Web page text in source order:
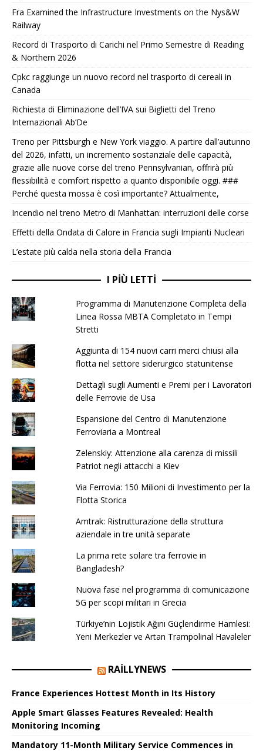
Fra Examined the Infrastructure Investments on the Nys&W
Railway
Record di Trasporto di Carichi nel Primo Semestre di Reading
& Northern 2026
Cpkc raggiunge un nuovo record nel trasporto di cereali in
Canada
Richiesta di Eliminazione dell’IVA sui Biglietti del Treno
Internazionali Ab’De
Treno per Pittsburgh e New York viaggio. A partire dall’autunno
del 2026, infatti, un incremento sostanziale delle capacità,
grazie alle nuove corse del treno Pennsylvanian, offrirà più
flessibilità e comfort rispetto a quanto disponibile oggi. ###
Perché questa mossa è così importante? Attualmente,
Incendio nel treno Metro di Manhattan: interruzioni delle corse
Effetti della Ondata di Calore in Francia sugli Impianti Nucleari
L’estate più calda nella storia della Francia
I PIÙ LETTI
Programma di Manutenzione Completa della
Linea Rossa MBTA Completato in Tempi
Stretti
Aggiunta di 154 nuovi carri merci chiusi alla
flotta nel settore siderurgico statunitense
Dettagli sugli Aumenti e Premi per i Lavoratori
delle Ferrovie de Usa
Espansione del Centro di Manutenzione
Ferroviaria a Montreal
Zelenskiy: Attenzione alla carenza di missili
Patriot negli attacchi a Kiev
Via Ferrovia: 150 Milioni di Investimento per la
Flotta Storica
Amtrak: Ristrutturazione della struttura
aziendale in tre unità separate
La prima rete solare tra ferrovie in
Bangladesh?
Nuova fase nel programma di comunicazione
5G per scopi militari in Grecia
Türkiye’nin Lojistik Ağını Güçlendirme Hamlesi:
Yeni Merkezler ve Artan Trampolinal Havaleler
RAILLYNEWS
France Experiences Hottest Month in Its History
Apple Smart Glasses Features Revealed: Health
Monitoring Incoming
Mandatory 11-Month Military Service Commences in